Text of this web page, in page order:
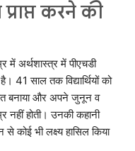
करने की
में अर्थशास्त्र में पीएचडी
41 साल तक विद्यार्थियों को
बनाया और अपने जुनून व
नहीं होती। उनकी कहानी
से कोई भी लक्ष्य हासिल किया